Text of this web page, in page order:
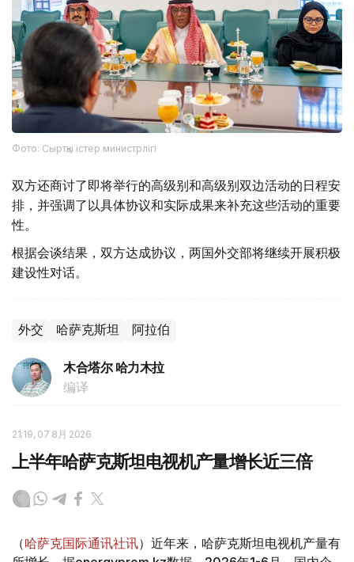
Фото: Сыртқы істер министрлігі
双方还商讨了即将举行的高级别和高级别双边活动的日程安
排，并强调了以具体协议和实际成果来补充这些活动的重要
性。
根据会谈结果，双方达成协议，两国外交部将继续开展积极
建设性对话。
外交 哈萨克斯坦 阿拉伯
木合塔尔 哈力木拉
编译
21:19, 07 8月 2026
上半年哈萨克斯坦电视机产量增长近三倍
（哈萨克国际通讯社讯）近年来，哈萨克斯坦电视机产量有